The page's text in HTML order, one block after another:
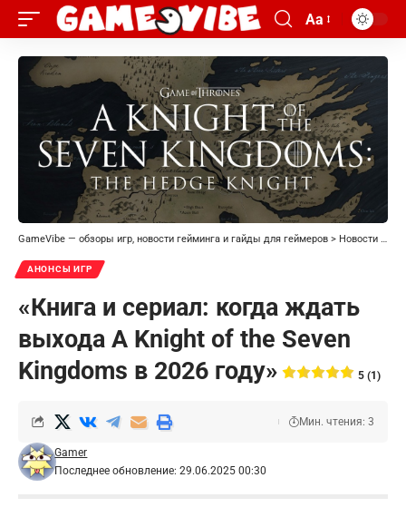
Aa
GameVibe — обзоры игр, новости гейминга и гайды для геймеров > Новости
АНОНСЫ ИГР
«Книга и сериал: когда ждать
выхода A Knight of the Seven
Kingdoms в 2026 году»
5 (1)
Последнее обновление: 29.06.2025 00:30
Gamer
Мин. чтения: 3